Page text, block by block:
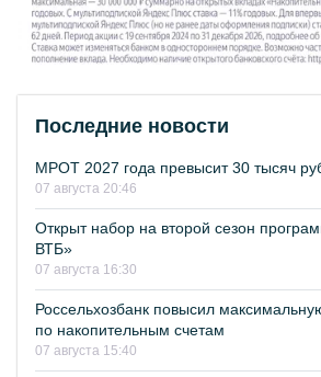
Последние новости
МРОТ 2027 года превысит 30 тысяч
07 августа 20:46
Открыт набор на второй сезон
ВТБ»
07 августа 16:30
Россельхозбанк повысил
по накопительным счетам
07 августа 15:40